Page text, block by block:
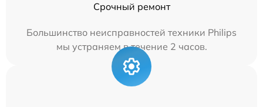
Срочный ремонт
Большинство неисправностей техники Philips
мы устраняем в течение 2 часов.